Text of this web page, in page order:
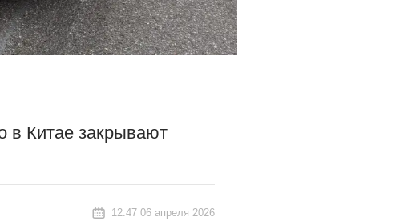
в Китае закрывают
12:47 06 апреля 2026